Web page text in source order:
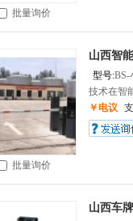
批量询价
批量询价
山西智
型号:BS-
技术在智
￥电议
山西车